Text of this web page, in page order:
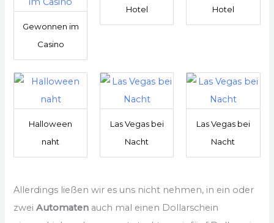
Gewonnen im
Casino
Hotel Hotel
Halloween
naht
Las Vegas bei
Nacht
Las Vegas bei
Nacht
Allerdings ließen wir es uns nicht nehmen, in ein oder
zweiAutomaten auch mal einen Dollarschein